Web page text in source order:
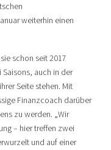
weiterhin einen
schon seit 2017
auch in der
Seite stehen. Mit
Finanzcoach darüber
zu werden. „Wir
– hier treffen zwei
und auf einer